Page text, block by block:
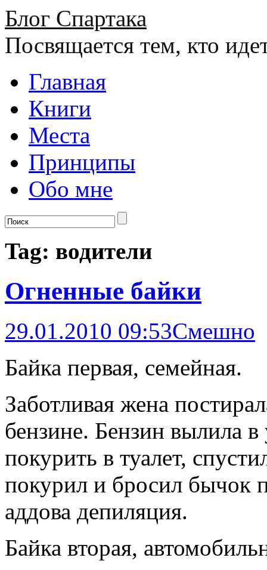
Блог Спартака
Посвящается тем, кто
Главная
Книги
Места
Принципы
Обо мне
Tag: водители
Огненные байки
29.01.2010 09:53Смешно
Байка первая, семейная.
Заботливая жена
бензине. Бензин вылила
покурить в туалет,
покурил и бросил бычок
аддова депиляция.
Байка вторая,